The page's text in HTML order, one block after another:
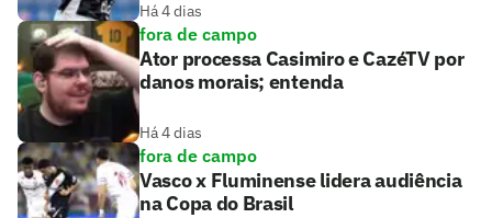
Há 4 dias
fora de campo
Ator processa Casimiro e CazéTV por
danos morais; entenda
Há 4 dias
fora de campo
Vasco x Fluminense lidera audiência
na Copa do Brasil